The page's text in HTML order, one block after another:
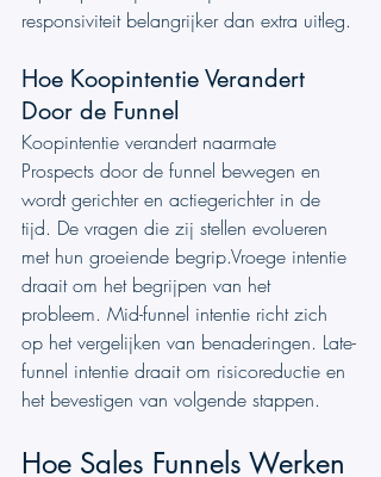
responsiviteit belangrijker dan extra uitleg.
Hoe Koopintentie Verandert
Door de Funnel
Koopintentie verandert naarmate
Prospects door de funnel bewegen en
wordt gerichter en actiegerichter in de
tijd. De vragen die zij stellen evolueren
met hun groeiende begrip.Vroege intentie
draait om het begrijpen van het
probleem. Mid-funnel intentie richt zich
op het vergelijken van benaderingen. Late-
funnel intentie draait om risicoreductie en
het bevestigen van volgende stappen.
Hoe Sales Funnels Werken